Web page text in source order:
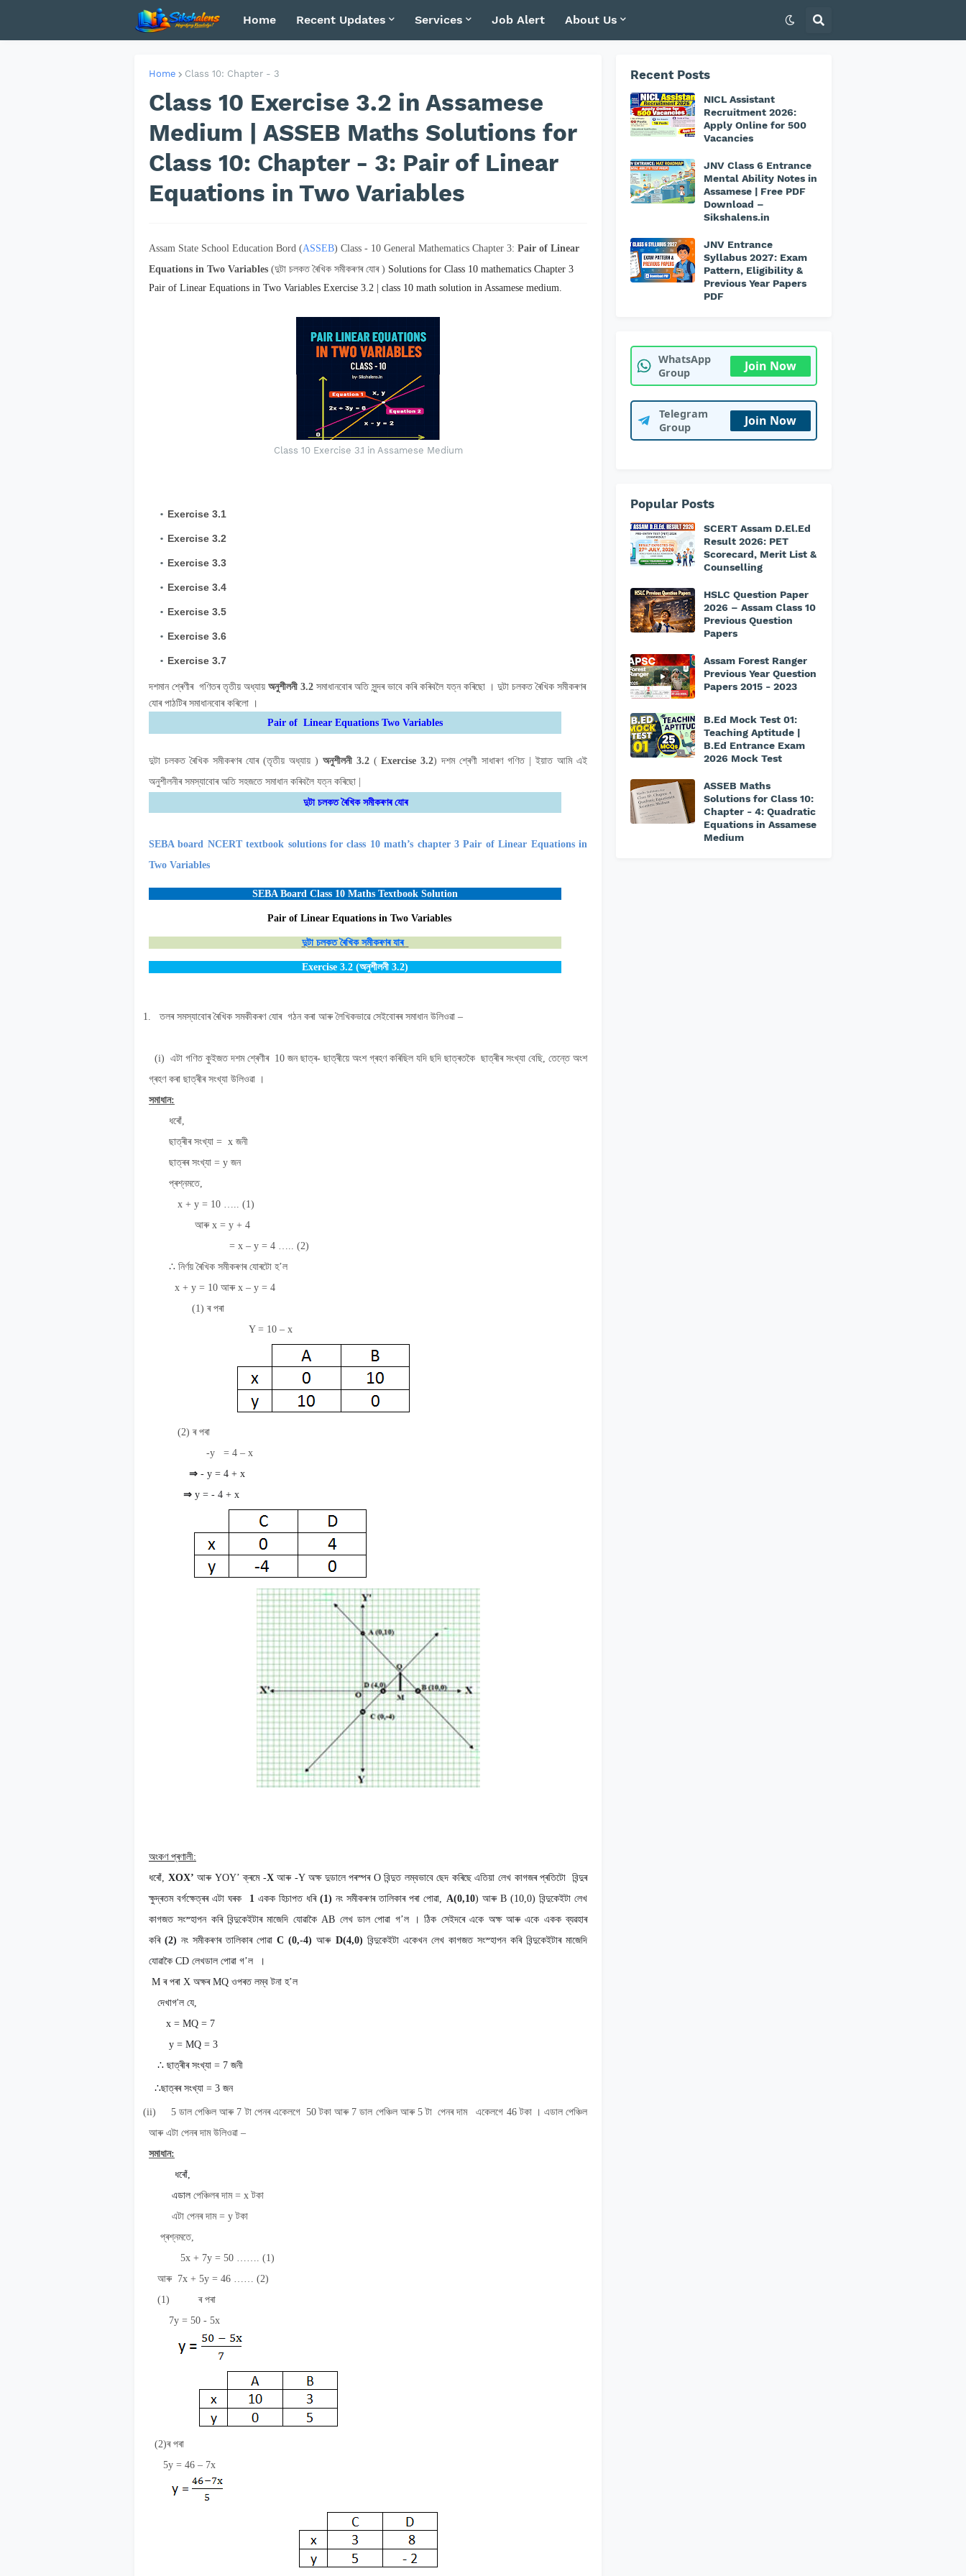
Home Recent Updates Services Job Alert About Us
Home Class 10: Chapter - 3
Class 10 Exercise 3.2 in Assamese
Medium | ASSEB Maths Solutions for
Class 10: Chapter - 3: Pair of Linear
Equations in Two Variables
Assam State School Education Bord (ASSEB) Class - 10 General Mathematics Chapter 3: Pair of Linear
Equations in Two Variables (দুটা চলকত ৰৈখিক সমীকৰণৰ যোৰ ) Solutions for Class 10 mathematics Chapter 3
Pair of Linear Equations in Two Variables Exercise 3.2 | class 10 math solution in Assamese medium.
Class 10 Exercise 3.1 in Assamese Medium
Exercise 3.1
Exercise 3.2
Exercise 3.3
Exercise 3.4
Exercise 3.5
Exercise 3.6
Exercise 3.7
দশমান শ্ৰেণীৰ গণিতৰ তৃতীয় অধ্যায় অনুশীলনী 3.2 সমাধানবোৰ অতি সুন্দৰ ভাবে কৰি কৰিবলৈ যত্ন কৰিছো । দুটা চলকত ৰৈখিক সমীকৰণৰ
যোৰ পাঠটিৰ সমাধানবোৰ কৰিলো ।
Pair of Linear Equations Two Variables
দুটা চলকত ৰৈখিক সমীকৰণৰ যোৰ (তৃতীয় অধ্যায় ) অনুশীলনী 3.2 (Exercise 3.2)দশম শ্ৰেণী সাধাৰণ গণিত |ইয়াত আমি এই
অনুশীলনীৰ সমস্যাবোৰ অতি সহজতে সমাধান কৰিবলৈ যত্ন কৰিছো
দুটা চলকত ৰৈখিক সমীকৰণৰ যোৰ
SEBA board NCERTtextbook solutions for class 10 math’s chapter 3Pair of Linear Equations in
Two Variables
SEBA Board Class 10 Maths Textbook Solution
Pair of Linear Equations in Two Variables
দুটা চলকত ৰৈখিক সমীকৰণৰ যাৰ
Exercise 3.2 (অনুশীলনী 3.2)
1. তলৰ সমস্যাবোৰ ৰৈখিক সমকীকৰণ যোৰ গঠন কৰা আৰু লৈখিকভাৱে সেইবোৰৰ সমাধান উলিওৱা –
(i) এটা গণিত কুইজত দশম শ্ৰেণীৰ 10 জন ছাত্ৰ- ছাত্ৰীয়ে অংশ গ্ৰহণ কৰিছিল যদি ছদি ছাত্ৰতকৈ ছাত্ৰীৰ সংখ্যা বেছি, তেন্তে অংশ
গ্ৰহণ কৰা ছাত্ৰীৰ সংখ্যা উলিওৱা ।
সমাধান:
ধৰোঁ,
ছাত্ৰীৰ সংখ্যা = x জনী
ছাত্ৰৰ সংখ্যা = y জন
প্ৰশ্নমতে,
x + y = 10 ….. (1)
আৰু x = y + 4
= x – y = 4 ….. (2)
∴ নিৰ্ণয় ৰৈখিক সমীকৰণৰ যোৰটো হ’ল
x + y = 10 আৰু x – y = 4
(1) ৰ পৰা
Y = 10 – x
(2) ৰ পৰা
-y
= 4 – x
⇒ - y = 4 + x
⇒ y = - 4 + x
অংকণ প্ৰণালী:
ধৰোঁ, XOX’ আৰু YOY’ক্ৰমে -Xআৰু -Yঅক্ষ দুডালে পৰস্পৰ O বিন্দুত লম্বভাবে ছেদ কৰিছে এতিয়া লেখ কাগজৰ প্ৰতিটো বিন্দুৰ
ক্ষুদ্ৰতম বৰ্গক্ষেত্ৰৰ এটা ঘৰক 1একক হিচাপত ধৰি (1) নং সমীকৰণৰ তালিকাৰ পৰা পোৱা, A(0,10) আৰু B (10,0) বিন্দুকেইটা লেখ
কাগজত সংস্হাপন কৰি বিন্দুকেইটাৰমাজেদি যোৱাকৈAB লেখ ডাল পোৱা গ’ল । ঠিক সেইদৰে একে অক্ষ আৰু একে একক ব্যৱহাৰ
কৰি (2) নং সমীকৰণৰ তালিকাৰ পোৱাC (0,-4) আৰু D(4,0) বিন্দুকেইটা একেখন লেখ কাগজত সংস্হাপন কৰি বিন্দুকেইটাৰ মাজেদি
যোৱাকৈ CD লেখডাল পোৱা গ’ল
।
Mৰ পৰা X অক্ষৰ MQ ওপৰত লম্ব টনা হ’ল
দেখাগ'ল যে,
x = MQ = 7
y = MQ = 3
∴ ছাত্ৰীৰ সংখ্যা = 7 জনী
∴ছাত্ৰৰ সংখ্যা = 3 জন
(ii) 5ডাল পেঞ্চিল আৰু 7টা পেনৰ একেলগে 50টকা আৰু 7ডাল পেঞ্চিল আৰু 5টা পেনৰ দাম একেলগে 46টকা । এডালপেঞ্চিল
আৰু এটা পেনৰ দাম উলিওৱা –
সমাধান:
ধৰোঁ,
এডাল পেঞ্চিলৰ দাম = xটকা
এটা পেনৰ দাম = yটকা
প্ৰশ্নমতে,
5x + 7y = 50 ……. (1)
আৰু 7x + 5y = 46 …… (2)
(1)
ৰ পৰা
7y = 50 - 5x
(2)ৰ পৰা
5y = 46 – 7x
Recent Posts
NICL Assistant
Recruitment 2026:
Apply Online for 500
Vacancies
JNV Class 6 Entrance
Mental Ability Notes in
Assamese | Free PDF
Download –
Sikshalens.in
JNV Entrance
Syllabus 2027: Exam
Pattern, Eligibility &
Previous Year Papers
PDF
WhatsApp
Group
Join Now
Telegram
Group
Join Now
Popular Posts
SCERT Assam D.El.Ed
Result 2026: PET
Scorecard, Merit List &
Counselling
HSLC Question Paper
2026 – Assam Class 10
Previous Question
Papers
Assam Forest Ranger
Previous Year Question
Papers 2015 - 2023
B.Ed Mock Test 01:
Teaching Aptitude |
B.Ed Entrance Exam
2026 Mock Test
ASSEB Maths
Solutions for Class 10:
Chapter - 4: Quadratic
Equations in Assamese
Medium